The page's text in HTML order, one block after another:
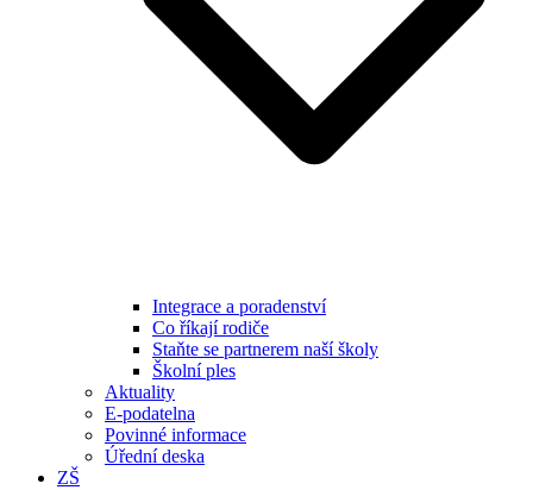
Integrace a poradenství
Co říkají rodiče
Staňte se partnerem naší školy
Školní ples
Aktuality
E-podatelna
Povinné informace
Úřední deska
ZŠ